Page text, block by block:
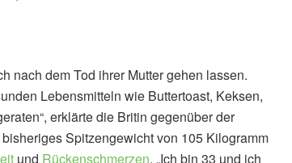
nach dem Tod ihrer Mutter gehen lassen.
Lebensmitteln wie Buttertoast, Keksen,
erklärte die Britin gegenüber der
Spitzengewicht von 105 Kilogramm
und Rückenschmerzen. „Ich bin 33 und ich